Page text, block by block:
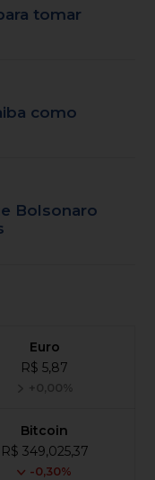
tomar
como
Bolsonaro
Euro
R$ 5,87
+0,00%
Bitcoin
R$ 349,025,37
-0,30%